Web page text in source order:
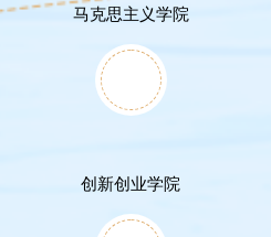
马克思主义学院
创新创业学院